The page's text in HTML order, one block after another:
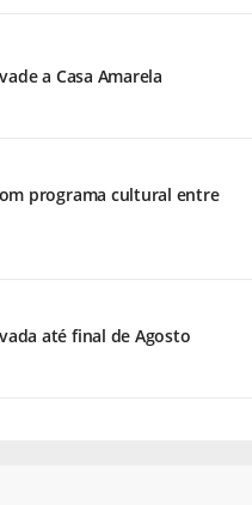
a Casa Amarela
programa cultural entre
até final de Agosto